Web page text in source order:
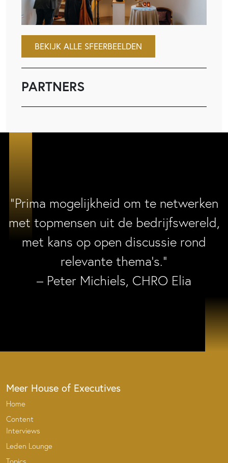
BEKIJK ALLE SFEERBEELDEN
PARTNERS
“Prima mogelijkheid om te netwerken
met topmensen uit de bedrijfswereld,
met kans op open discussie rond
relevante thema’s.”
– Peter Michiels, CHRO Elia
Meer House of Executives
Home
Content
Interviews
Leden Lounge